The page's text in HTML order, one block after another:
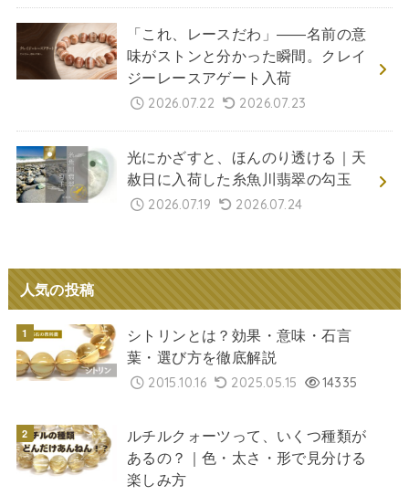
「これ、レースだわ」――名前の意
味がストンと分かった瞬間。クレイ
ジーレースアゲート入荷
2026.07.22 2026.07.23
光にかざすと、ほんのり透ける｜天
赦日に入荷した糸魚川翡翠の勾玉
2026.07.19 2026.07.24
人気の投稿
シトリンとは？効果・意味・石言
葉・選び方を徹底解説
2015.10.16 2025.05.15 14335
ルチルクォーツって、いくつ種類が
あるの？｜色・太さ・形で見分ける
楽しみ方